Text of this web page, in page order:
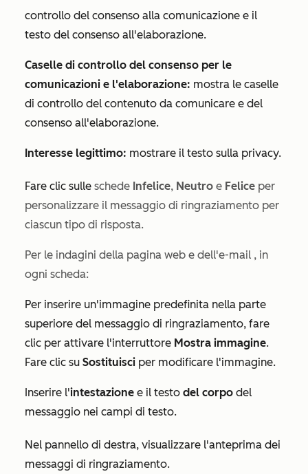
controllo del consenso alla comunicazione e il
testo del consenso all'elaborazione.
Caselle di controllo del consenso per le
comunicazioni e l'elaborazione: mostra le caselle
di controllo del contenuto da comunicare e del
consenso all'elaborazione.
Interesse legittimo: mostrare il testo sulla privacy.
Fare clic sulle schede Infelice, Neutro e Felice per
personalizzare il messaggio di ringraziamento per
ciascun tipo di risposta.
Per le indagini della pagina web e dell'e-mail , in
ogni scheda:
Per inserire un'immagine predefinita nella parte
superiore del messaggio di ringraziamento, fare
clic per attivare l'interruttore Mostra immagine.
Fare clic su Sostituisci per modificare l'immagine.
Inserire l'intestazione e il testo del corpo del
messaggio nei campi di testo.
Nel pannello di destra, visualizzare l'anteprima dei
messaggi di ringraziamento.